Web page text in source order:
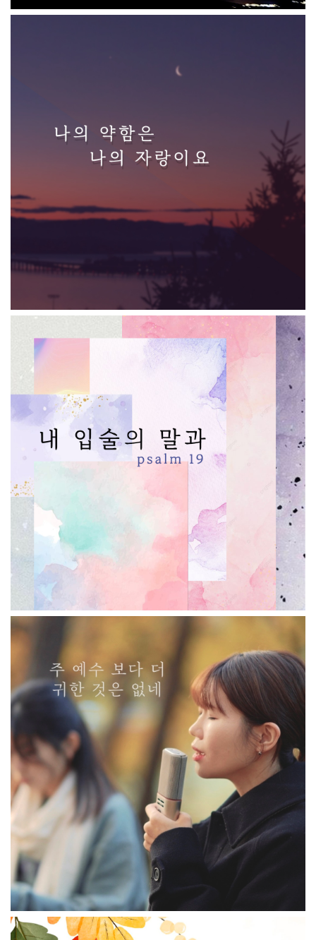
나의 약함은 나의 자랑이요
주 예수보다 더 귀한 것은 없네